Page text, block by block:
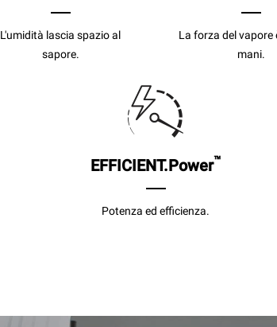
L'umidità lascia spazio al
sapore.
La forza del vapore
mani.
EFFICIENT.Power™
Potenza ed efficienza.